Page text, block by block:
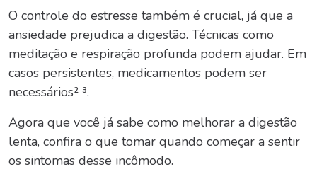
O controle do estresse também é crucial, já que a
ansiedade prejudica a digestão. Técnicas como
meditação e respiração profunda podem ajudar. Em
casos persistentes, medicamentos podem ser
necessários² ³.
Agora que você já sabe como melhorar a digestão
lenta, confira o que tomar quando começar a sentir
os sintomas desse incômodo.